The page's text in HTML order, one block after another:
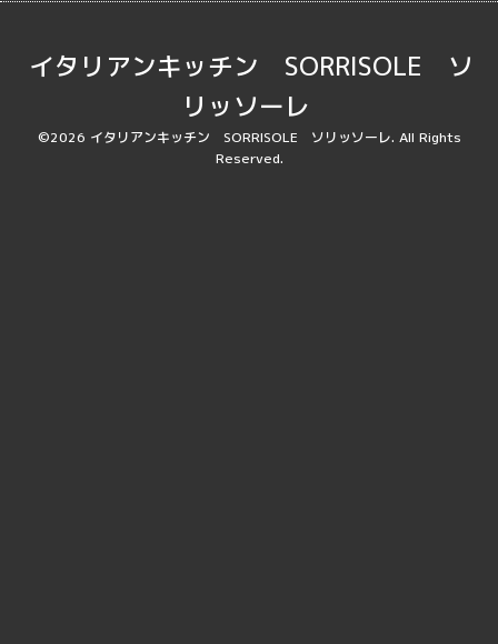
イタリアンキッチン SORRISOLE ソ
リッソーレ
©2026 イタリアンキッチン SORRISOLE ソリッソーレ. All Rights
Reserved.